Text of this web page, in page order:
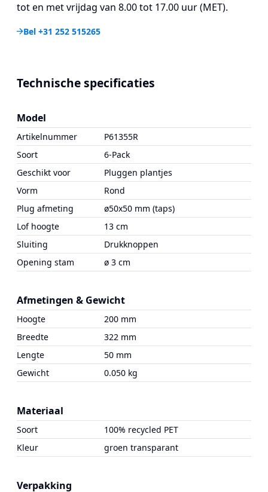
tot en met vrijdag van 8.00 tot 17.00 uur (MET).
Bel +31 252 515265
Technische specificaties
Model
Artikelnummer
P61355R
Soort
6-Pack
Geschikt voor
Pluggen plantjes
Vorm
Rond
Plug afmeting
ø50x50 mm (taps)
Lof hoogte
13 cm
Sluiting
Drukknoppen
Opening stam
ø 3 cm
Afmetingen & Gewicht
Hoogte
200 mm
Breedte
322 mm
Lengte
50 mm
Gewicht
0.050 kg
Materiaal
Soort
100% recycled PET
Kleur
groen transparant
Verpakking